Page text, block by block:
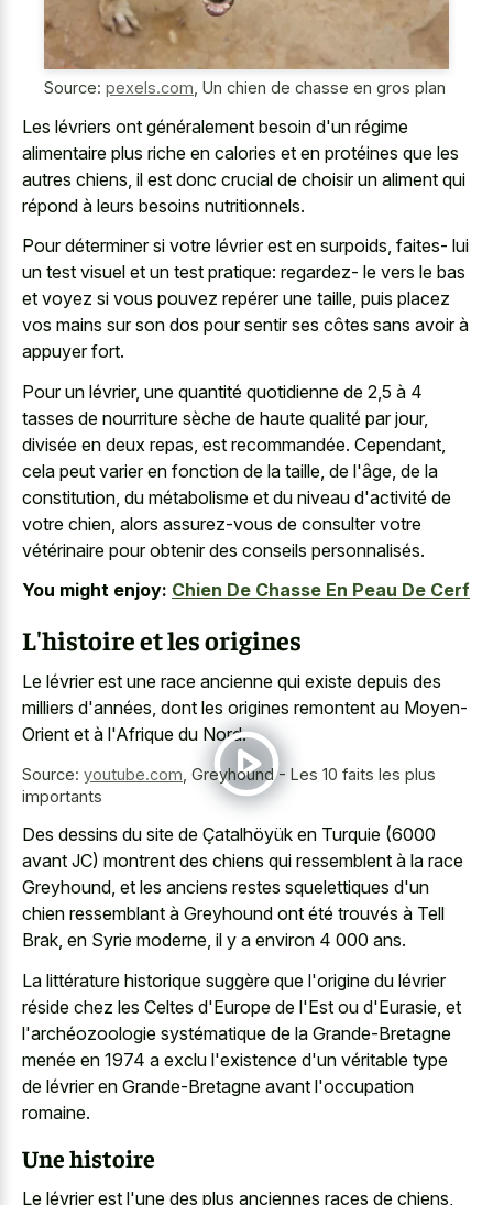
Source: pexels.com Un chien de chasse en gros plan
Les lévriers ont généralement besoin d'un régime
alimentaire plus riche en calories et en protéines que les
autres chiens, il est donc crucial de choisir un aliment qui
répond à leurs besoins nutritionnels.
Pour déterminer si votre lévrier est en surpoids, faites- lui
un test visuel et un test pratique: regardez- le vers le bas
et voyez si vous pouvez repérer une taille, puis placez
vos mains sur son dos pour sentir ses côtes sans avoir à
appuyer fort.
Pour un lévrier, une quantité quotidienne de 2,5 à 4
tasses de nourriture sèche de haute qualité par jour,
divisée en deux repas, est recommandée. Cependant,
cela peut varier en fonction de la taille, de l'âge, de la
constitution, du métabolisme et du niveau d'activité de
votre chien, alors assurez-vous de consulter votre
vétérinaire pour obtenir des conseils personnalisés.
You might enjoy: Chien De Chasse En Peau De Cerf
L'histoire et les origines
Le lévrier est une race ancienne qui existe depuis des
milliers d'années, dont les origines remontent au Moyen-
Orient et à l'Afrique du Nord.
Source: youtube.com Greyhound - Les 10 faits les plus
importants
Des dessins du site de Çatalhöyük en Turquie (6000
avant JC) montrent des chiens qui ressemblent à la race
Greyhound, et les anciens restes squelettiques d'un
chien ressemblant à Greyhound ont été trouvés à Tell
Brak, en Syrie moderne, il y a environ 4 000 ans.
La littérature historique suggère que l'origine du lévrier
réside chez les Celtes d'Europe de l'Est ou d'Eurasie, et
l'archéozoologie systématique de la Grande-Bretagne
menée en 1974 a exclu l'existence d'un véritable type
de lévrier en Grande-Bretagne avant l'occupation
romaine.
Une histoire
Le lévrier est l'une des plus anciennes races de chiens,